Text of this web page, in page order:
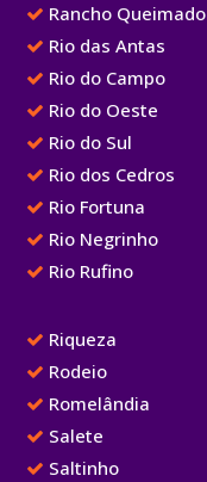
Rancho Queimado
Rio das Antas
Rio do Campo
Rio do Oeste
Rio do Sul
Rio dos Cedros
Rio Fortuna
Rio Negrinho
Rio Rufino
Riqueza
Rodeio
Romelândia
Salete
Saltinho